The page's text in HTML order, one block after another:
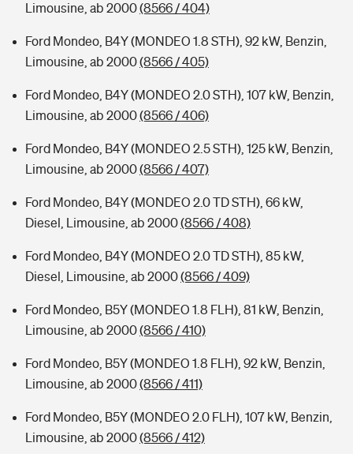
Limousine, ab 2000(8566 / 404)
Ford Mondeo, B4Y (MONDEO 1.8 STH), 92 kW, Benzin,
Limousine, ab 2000(8566 / 405)
Ford Mondeo, B4Y (MONDEO 2.0 STH), 107 kW, Benzin,
Limousine, ab 2000(8566 / 406)
Ford Mondeo, B4Y (MONDEO 2.5 STH), 125 kW, Benzin,
Limousine, ab 2000(8566 / 407)
Ford Mondeo, B4Y (MONDEO 2.0 TD STH), 66 kW,
Diesel, Limousine, ab 2000(8566 / 408)
Ford Mondeo, B4Y (MONDEO 2.0 TD STH), 85 kW,
Diesel, Limousine, ab 2000(8566 / 409)
Ford Mondeo, B5Y (MONDEO 1.8 FLH), 81 kW, Benzin,
Limousine, ab 2000(8566 / 410)
Ford Mondeo, B5Y (MONDEO 1.8 FLH), 92 kW, Benzin,
Limousine, ab 2000(8566 / 411)
Ford Mondeo, B5Y (MONDEO 2.0 FLH), 107 kW, Benzin,
Limousine, ab 2000(8566 / 412)